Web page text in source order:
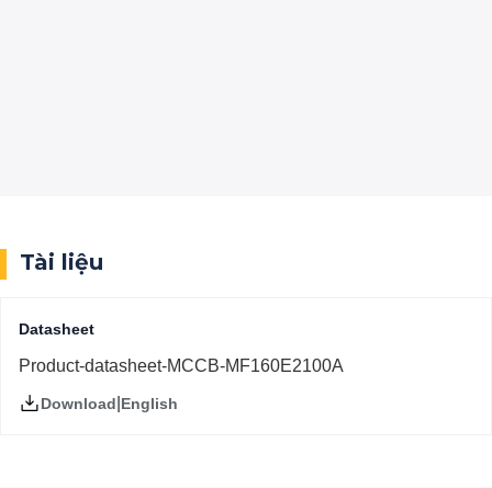
Tài liệu
Datasheet
Product-datasheet-MCCB-MF160E2100A
Download English